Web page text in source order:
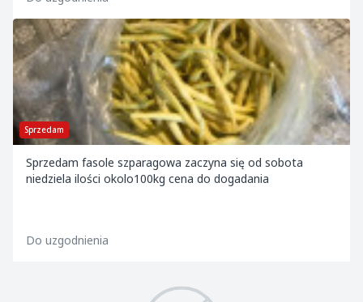
Sprzedam
Sprzedam fasole szparagowa zaczyna się od sobota
niedziela ilości okolo100kg cena do dogadania
Do uzgodnienia